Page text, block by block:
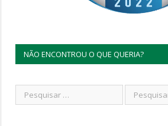
NÃO ENCONTROU O QUE QUERIA?